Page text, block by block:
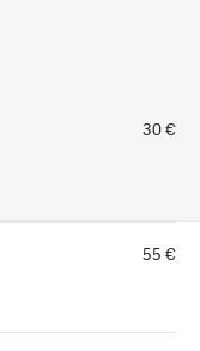
30 €
55 €